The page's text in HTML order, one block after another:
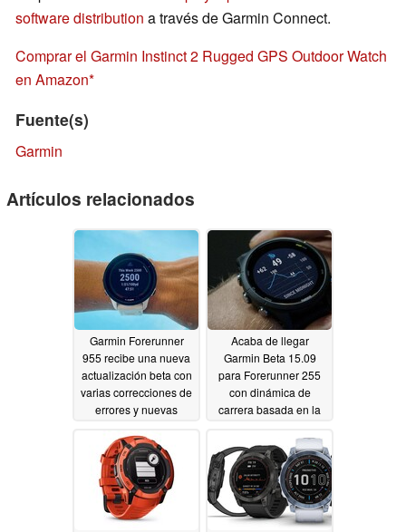
software distribution a través de Garmin Connect.
Comprar el Garmin Instinct 2 Rugged GPS Outdoor Watch
en Amazon
Fuente(s)
Garmin
Artículos relacionados
Garmin Forerunner
955 recibe una nueva
actualización beta con
varias correcciones de
errores y nuevas
Acaba de llegar
Garmin Beta 15.09
para Forerunner 255
con dinámica de
carrera basada en la